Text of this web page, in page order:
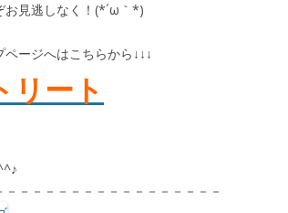
お見逃しなく！(*´ω｀*)
ージへはこちらから↓↓↓
リート
－－－－－－－－－－－－－－－－－